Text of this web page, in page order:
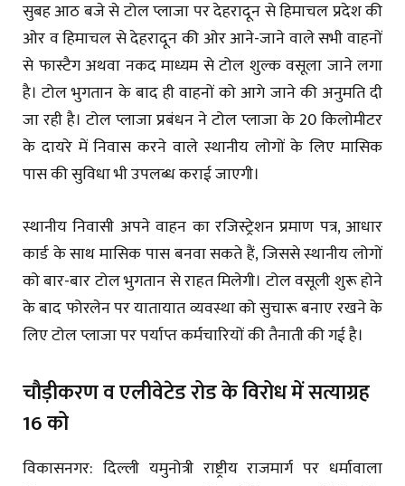
सुबह आठ बजे से टोल प्लाजा पर देहरादून से हिमाचल प्रदेश की
ओर व हिमाचल से देहरादून की ओर आने-जाने वाले सभी वाहनों
से फास्टैग अथवा नकद माध्यम से टोल शुल्क वसूला जाने लगा
है। टोल भुगतान के बाद ही वाहनों को आगे जाने की अनुमति दी
जा रही है। टोल प्लाजा प्रबंधन ने टोल प्लाजा के 20 किलोमीटर
के दायरे में निवास करने वाले स्थानीय लोगों के लिए मासिक
पास की सुविधा भी उपलब्ध कराई जाएगी।
स्थानीय निवासी अपने वाहन का रजिस्ट्रेशन प्रमाण पत्र, आधार
कार्ड के साथ मासिक पास बनवा सकते हैं, जिससे स्थानीय लोगों
को बार-बार टोल भुगतान से राहत मिलेगी। टोल वसूली शुरू होने
के बाद फोरलेन पर यातायात व्यवस्था को सुचारू बनाए रखने के
लिए टोल प्लाजा पर पर्याप्त कर्मचारियों की तैनाती की गई है।
चौड़ीकरण व एलीवेटेड रोड के विरोध में सत्याग्रह
16 को
विकासनगर: दिल्ली यमुनोत्री राष्ट्रीय राजमार्ग पर धर्मावाला